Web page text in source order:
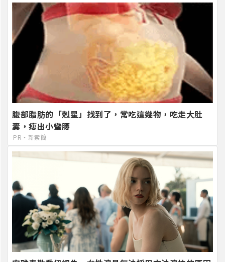
腹部脂肪的「剋星」找到了，常吃這幾物，吃走大肚
囊，瘦出小蠻腰
PR・新素簡